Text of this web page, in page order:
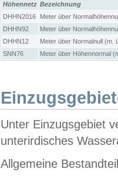
Höhennetz Bezeichnung
DHHN2016
Meter über
DHHN92
Meter über
DHHN12
Meter über Normalnull (m.
SNN76
Meter über Höhennormal
Unter Einzugsgebiet
unterirdisches
Allgemeine